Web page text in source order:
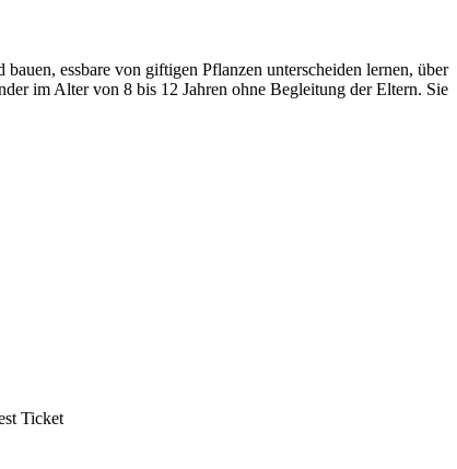
essbare von giftigen Pflanzen unterscheiden lernen, über
im Alter von 8 bis 12 Jahren ohne Begleitung der Eltern. Sie
Ticket